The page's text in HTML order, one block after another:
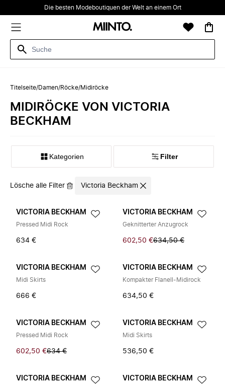
Die besten Modeboutiquen der Welt an einem Ort
Titelseite/Damen/Röcke/Midiröcke
MIDIRÖCKE VON VICTORIA
BECKHAM
Kategorien Filter
Lösche alle Filter Victoria Beckham
VICTORIA BECKHAM
Pressed Midi Rock
634 €
VICTORIA BECKHAM
Geknitterter Anzugrock
602,50 €634,50 €
VICTORIA BECKHAM
Midi Skirts
666 €
VICTORIA BECKHAM
Kompakter Flanell-Midirock
634,50 €
VICTORIA BECKHAM
Pressed Midi Rock
602,50 €634 €
VICTORIA BECKHAM
Midi Skirts
536,50 €
VICTORIA BECKHAM VICTORIA BECKHAM